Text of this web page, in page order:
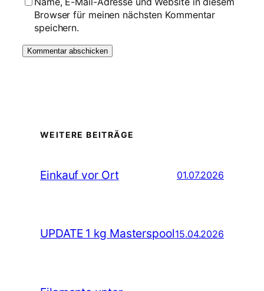
Browser für meinen nächsten Kommentar
speichern.
WEITERE BEITRÄGE
Einkauf vor Ort 01.07.2026
UPDATE 1 kg Masterspool15.04.2026